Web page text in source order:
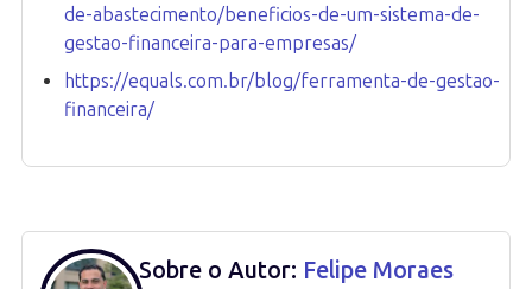
de-abastecimento/beneficios-de-um-sistema-de-
gestao-financeira-para-empresas/
https://equals.com.br/blog/ferramenta-de-gestao-
financeira/
Sobre o Autor: Felipe Moraes